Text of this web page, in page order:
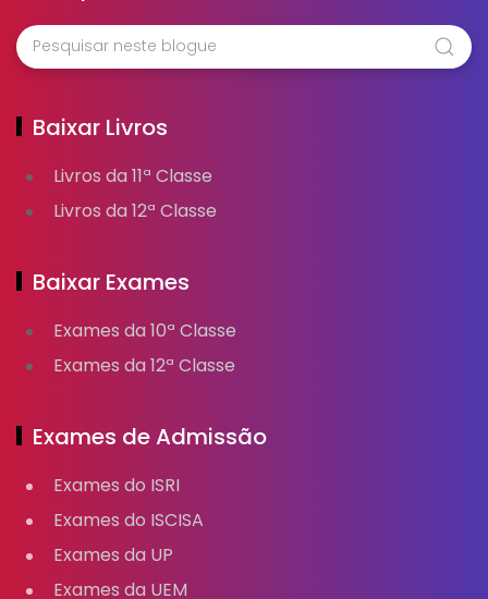
Baixar Livros
Livros da 11ª Classe
Livros da 12ª Classe
Baixar Exames
Exames da 10ª Classe
Exames da 12ª Classe
Exames de Admissão
Exames do ISRI
Exames do ISCISA
Exames da UP
Exames da UEM